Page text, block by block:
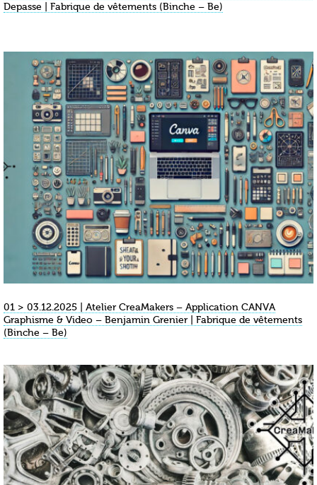
Depasse | Fabrique de vêtements (Binche – Be)
01 > 03.12.2025 | Atelier CreaMakers – Application CANVA
Graphisme & Video – Benjamin Grenier | Fabrique de vêtements
(Binche – Be)